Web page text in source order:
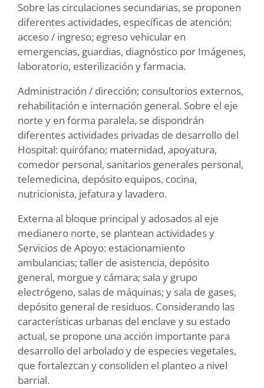
Sobre las circulaciones secundarias, se proponen
diferentes actividades, específicas de atención:
acceso / ingreso; egreso vehicular en
emergencias, guardias, diagnóstico por Imágenes,
laboratorio, esterilización y farmacia.
Administración / dirección; consultorios externos,
rehabilitación e internación general. Sobre el eje
norte y en forma paralela, se dispondrán
diferentes actividades privadas de desarrollo del
Hospital: quirófano; maternidad, apoyatura,
comedor personal, sanitarios generales personal,
telemedicina, depósito equipos, cocina,
nutricionista, jefatura y lavadero.
Externa al bloque principal y adosados al eje
medianero norte, se plantean actividades y
Servicios de Apoyo: estacionamiento
ambulancias; taller de asistencia, depósito
general, morgue y cámara; sala y grupo
electrógeno, salas de máquinas; y sala de gases,
depósito general de residuos. Considerando las
características urbanas del enclave y su estado
actual, se propone una acción importante para
desarrollo del arbolado y de especies vegetales,
que fortalezcan y consoliden el planteo a nivel
barrial.